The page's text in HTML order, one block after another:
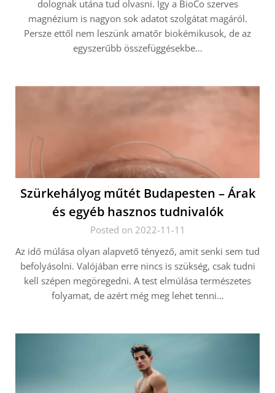
dolognak utána tud olvasni. Így a BioCo szerves
magnézium is nagyon sok adatot szolgátat magáról.
Persze ettől nem leszünk amatőr biokémikusok, de az
egyszerűbb összefüggésekbe…
Szürkehályog műtét Budapesten – Árak
és egyéb hasznos tudnivalók
Posted on 2022-11-11
Az idő múlása olyan alapvető tényező, amit senki sem tud
befolyásolni. Valójában erre nincs is szükség, csak tudni
kell szépen megöregedni. A test elmúlása természetes
folyamat, de azért még meg lehet tenni…